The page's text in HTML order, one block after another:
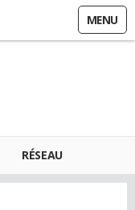
MENU
RÉSEAU